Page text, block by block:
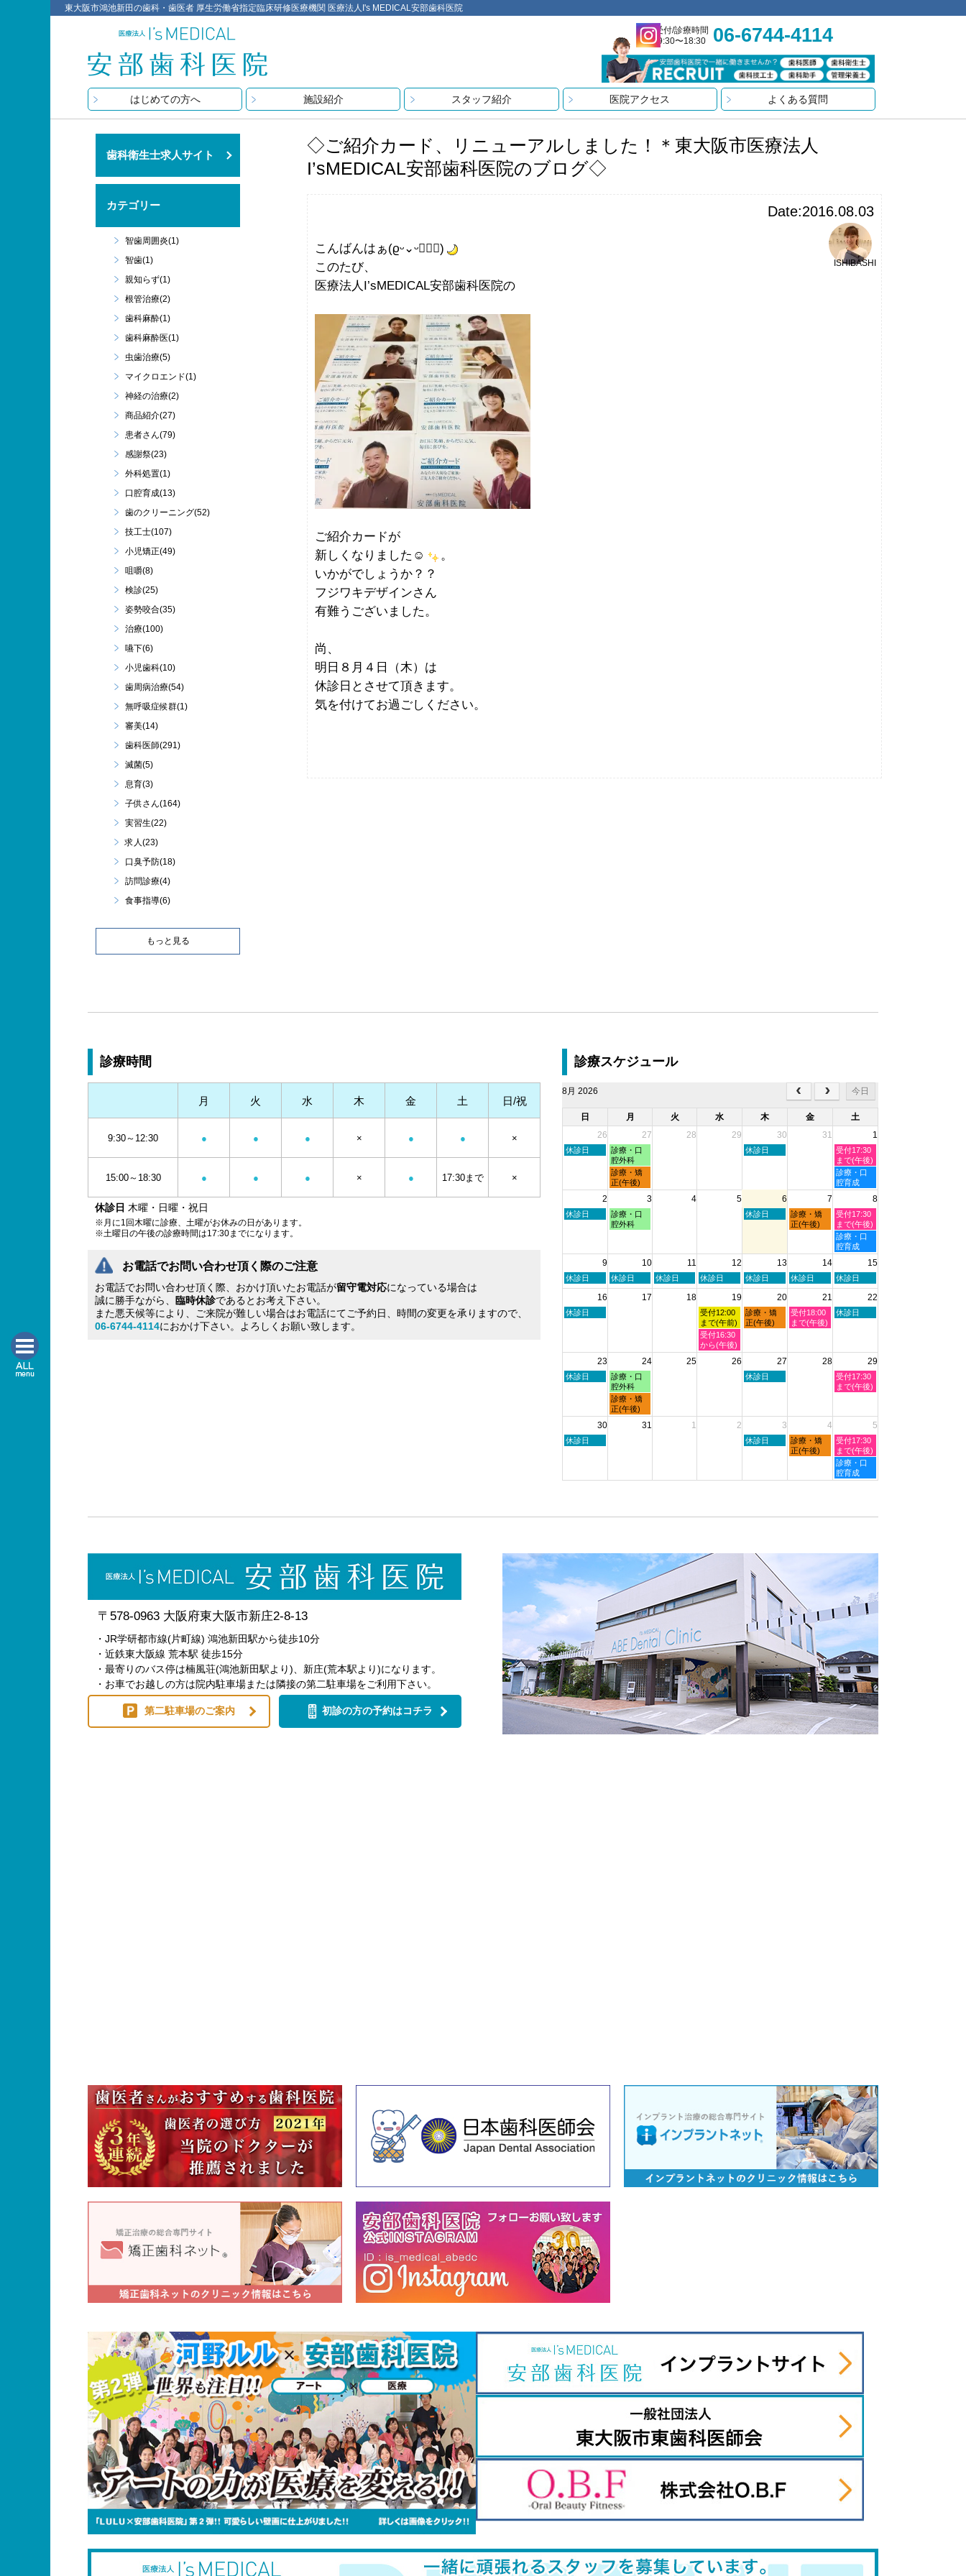
東大阪市鴻池新田の歯科・歯医者 厚生労働省指定臨床研修医療機関 医療法人I's MEDICAL安部歯科医院
受付/診療時間
9:30〜18:30
06-6744-4114
はじめての方へ 施設紹介 スタッフ紹介 医院アクセス よくある質問
◇ご紹介カード、リニューアルしました！＊東大阪市医療法人
I’sMEDICAL安部歯科医院のブログ◇
Date:2016.08.03
ISHIBASHI
こんばんはぁ(ϱᵕ⌄ᵕ๑⃙⃘)
このたび、
医療法人I’sMEDICAL安部歯科医院の
ご紹介カードが
新しくなりました☺
。
いかがでしょうか？？
フジワキデザインさん
有難うございました。
尚、
明日８月４日（木）は
休診日とさせて頂きます。
気を付けてお過ごしください。
歯科衛生士求人サイト
カテゴリー
智歯周囲炎(1)
智歯(1)
親知らず(1)
根管治療(2)
歯科麻酔(1)
歯科麻酔医(1)
虫歯治療(5)
マイクロエンド(1)
神経の治療(2)
商品紹介(27)
患者さん(79)
感謝祭(23)
外科処置(1)
口腔育成(13)
歯のクリーニング(52)
技工士(107)
小児矯正(49)
咀嚼(8)
検診(25)
姿勢咬合(35)
治療(100)
嚥下(6)
小児歯科(10)
歯周病治療(54)
無呼吸症候群(1)
審美(14)
歯科医師(291)
滅菌(5)
息育(3)
子供さん(164)
実習生(22)
求人(23)
口臭予防(18)
訪問診療(4)
食事指導(6)
もっと見る
診療時間
休診日 木曜・日曜・祝日
※月に1回木曜に診療、土曜がお休みの日があります。
※土曜日の午後の診療時間は17:30までになります。
月 火 水 木 金 土 日/祝
9:30～12:30 ● ● ● × ● ● ×
15:00～18:30 ● ● ● × ● 17:30まで ×
お電話でお問い合わせ頂く際のご注意
お電話でお問い合わせ頂く際、おかけ頂いたお電話が留守電対応になっている場合は
誠に勝手ながら、 臨時休診であるとお考え下さい。
また悪天候等により、ご来院が難しい場合はお電話にてご予約日、時間の変更を承りますので、
06-6744-4114におかけ下さい。よろしくお願い致します。
診療スケジュール
8月 2026 今日
日 月 火 水 木 金
土
26
27 28 29 30 31 1
日
月
2026
休診日
月
曜
日,
7
月
2026
診療・口
腔外科
木
月
2026
休診日
土
曜
日,
8
月
2026
受付17:30
まで(午後)
月
曜
日,
月
27th
2026
診療・矯
正(午後)
土
曜
日,
月
1st
2026
診療・口
腔育成
2 3 4 5 6 7 8
日
月
2026
休診日
月
曜
月
2026
診療・口
腔外科
木
月
2026
休診日
金
曜
月
2026
診療・矯
正(午後)
土
曜
日,
8
月
2026
受付17:30
まで(午後)
土
曜
日,
月
8th
診療・口
腔育成
9 10 11 12 13 14 15
日
曜
8
月
休診日
月
曜
休診日
火
曜
休診日
水
曜
8
月
12th
2026
休診日
木
曜
8
月
13th
休診日
金
曜
8
月
14th
休診日
土
曜
8
月
休診日
16 17 18 19 20 21 22
日
月
2026
休診日
水
曜
日,
8
月
受付12:00
まで(午前)
木
曜
月
2026
診療・矯
正(午後)
金
曜
月
受付18:00
まで(午後)
土
月
2026
休診日
水
曜
日,
受付16:30
から(午後)
23 24 25 26 27 28 29
日
月
2026
休診日
月
曜
日,
8
月
診療・口
腔外科
木
月
2026
休診日
土
曜
月
2026
受付17:30
まで(午後)
月
曜
日,
診療・矯
正(午後)
30 31 1 2 3 4 5
日
月
休診日
木
月
休診日
金
曜
月
診療・矯
正(午後)
土
曜
日,
9
月
受付17:30
まで(午後)
土
曜
日,
診療・口
腔育成
〒578-0963 大阪府東大阪市新庄2-8-13
・JR学研都市線(片町線) 鴻池新田駅から徒歩10分
・近鉄東大阪線 荒本駅 徒歩15分
・最寄りのバス停は楠風荘(鴻池新田駅より)、新庄(荒本駅より)になります。
・お車でお越しの方は院内駐車場または隣接の第二駐車場をご利用下さい。
第二駐車場のご案内 初診の方の予約はコチラ